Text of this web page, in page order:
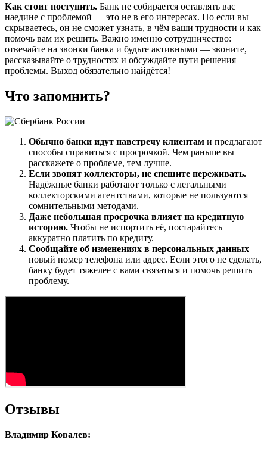
Как стоит поступить. Банк не собирается оставлять вас
наедине с проблемой — это не в его интересах. Но если вы
скрываетесь, он не сможет узнать, в чём ваши трудности и как
помочь вам их решить. Важно именно сотрудничество:
отвечайте на звонки банка и будьте активными — звоните,
рассказывайте о трудностях и обсуждайте пути решения
проблемы. Выход обязательно найдётся!
Что запомнить?
Обычно банки идут навстречу клиентам и предлагают
способы справиться с просрочкой. Чем раньше вы
расскажете о проблеме, тем лучше.
Если звонят коллекторы, не спешите переживать.
Надёжные банки работают только с легальными
коллекторскими агентствами, которые не пользуются
сомнительными методами.
Даже небольшая просрочка влияет на кредитную
историю. Чтобы не испортить её, постарайтесь
аккуратно платить по кредиту.
Сообщайте об изменениях в персональных данных —
новый номер телефона или адрес. Если этого не сделать,
банку будет тяжелее с вами связаться и помочь решить
проблему.
Отзывы
Владимир Ковалев: